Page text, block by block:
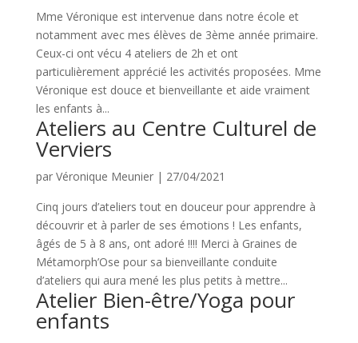
Mme Véronique est intervenue dans notre école et
notamment avec mes élèves de 3ème année primaire.
Ceux-ci ont vécu 4 ateliers de 2h et ont
particulièrement apprécié les activités proposées. Mme
Véronique est douce et bienveillante et aide vraiment
les enfants à...
Ateliers au Centre Culturel de
Verviers
par Véronique Meunier| 27/04/2021
Cinq jours d’ateliers tout en douceur pour apprendre à
découvrir et à parler de ses émotions ! Les enfants,
âgés de 5 à 8 ans, ont adoré !!!! Merci à Graines de
Métamorph’Ose pour sa bienveillante conduite
d’ateliers qui aura mené les plus petits à mettre...
Atelier Bien-être/Yoga pour
enfants